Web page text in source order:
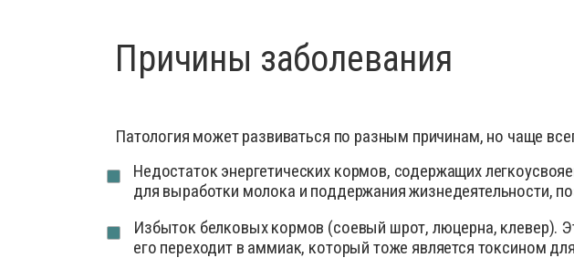
Противопаразитарные,
Сыворотки для животных
Успокоительные и снотворные
Причины заболевания
Патология может развиваться по разным причинам, но чаще
Недостаток энергетических кормов, содержащих
для выработки молока и поддержания жизнедеятельности,
Избыток белковых кормов (соевый шрот, люцерна, клевер).
его переходит в аммиак, который тоже является токсином